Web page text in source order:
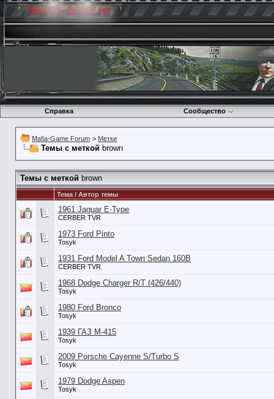
Справка Сообщество
Mafia-Game Forum > Метки
Темы с меткой brown
Темы с меткой brown
Тема / Автор темы
1961 Jaguar E-Type
CERBER TVR
1973 Ford Pinto
Tosyk
1931 Ford Model A Town Sedan 160B
CERBER TVR
1968 Dodge Charger R/T (426/440)
Tosyk
1980 Ford Bronco
Tosyk
1939 ГАЗ М-415
Tosyk
2009 Porsche Cayenne S/Turbo S
Tosyk
1979 Dodge Aspen
Tosyk